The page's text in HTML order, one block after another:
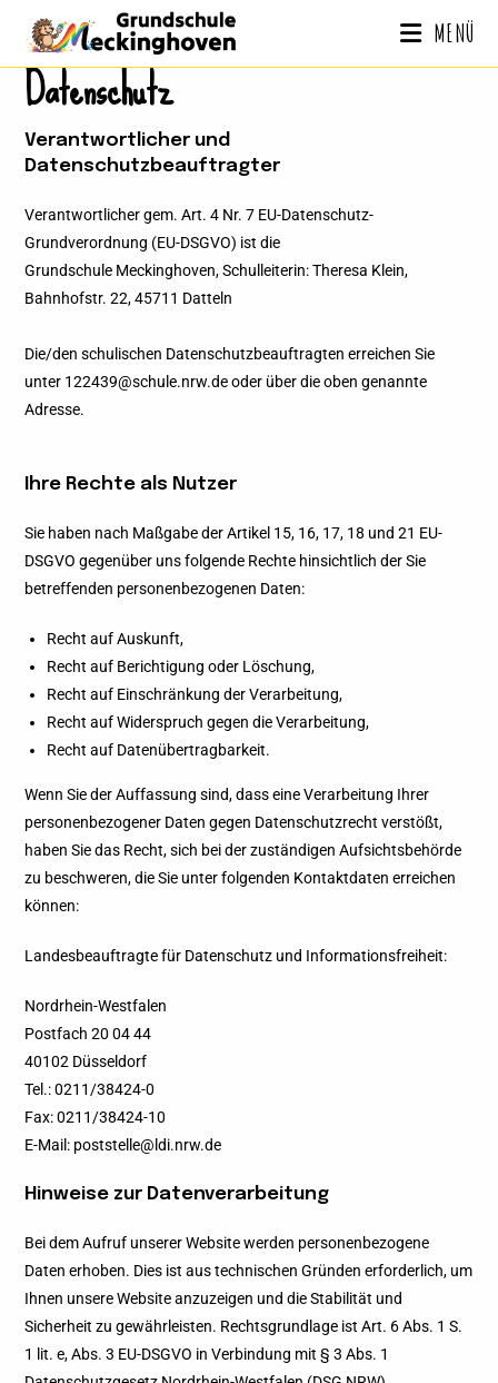
MENÜ
Datenschutz
Verantwortlicher und
Datenschutzbeauftragter
Verantwortlicher gem. Art. 4 Nr. 7 EU-Datenschutz-
Grundverordnung (EU-DSGVO) ist die
Grundschule Meckinghoven, Schulleiterin: Theresa Klein,
Bahnhofstr. 22, 45711 Datteln
Die/den schulischen Datenschutzbeauftragten erreichen Sie
unter 122439@schule.nrw.de oder über die oben genannte
Adresse.
Ihre Rechte als Nutzer
Sie haben nach Maßgabe der Artikel 15, 16, 17, 18 und 21 EU-
DSGVO gegenüber uns folgende Rechte hinsichtlich der Sie
betreffenden personenbezogenen Daten:
Recht auf Auskunft,
Recht auf Berichtigung oder Löschung,
Recht auf Einschränkung der Verarbeitung,
Recht auf Widerspruch gegen die Verarbeitung,
Recht auf Datenübertragbarkeit.
Wenn Sie der Auffassung sind, dass eine Verarbeitung Ihrer
personenbezogener Daten gegen Datenschutzrecht verstößt,
haben Sie das Recht, sich bei der zuständigen Aufsichtsbehörde
zu beschweren, die Sie unter folgenden Kontaktdaten erreichen
können:
Landesbeauftragte für Datenschutz und Informationsfreiheit:
Nordrhein-Westfalen
Postfach 20 04 44
40102 Düsseldorf
Tel.: 0211/38424-0
Fax: 0211/38424-10
E-Mail: poststelle@ldi.nrw.de
Hinweise zur Datenverarbeitung
Bei dem Aufruf unserer Website werden personenbezogene
Daten erhoben. Dies ist aus technischen Gründen erforderlich, um
Ihnen unsere Website anzuzeigen und die Stabilität und
Sicherheit zu gewährleisten. Rechtsgrundlage ist Art. 6 Abs. 1 S.
1 lit. e, Abs. 3 EU-DSGVO in Verbindung mit § 3 Abs. 1